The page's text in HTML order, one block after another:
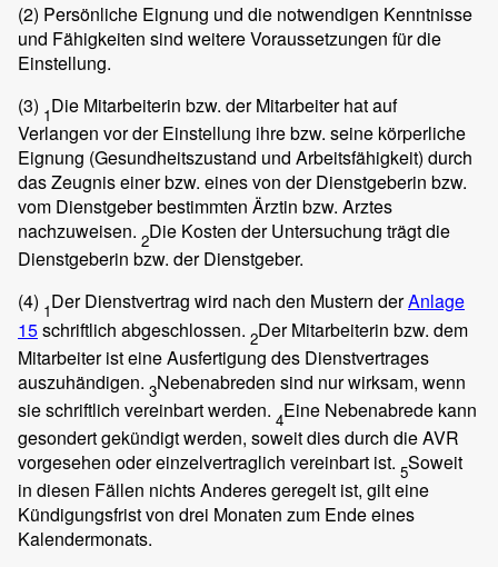
(2) Persönliche Eignung und die notwendigen Kenntnisse
und Fähigkeiten sind weitere Voraussetzungen für die
Einstellung.
(3) 1Die Mitarbeiterin bzw. der Mitarbeiter hat auf
Verlangen vor der Einstellung ihre bzw. seine körperliche
Eignung (Gesundheitszustand und Arbeitsfähigkeit) durch
das Zeugnis einer bzw. eines von der Dienstgeberin bzw.
vom Dienstgeber bestimmten Ärztin bzw. Arztes
nachzuweisen. 2Die Kosten der Untersuchung trägt die
Dienstgeberin bzw. der Dienstgeber.
(4) 1Der Dienstvertrag wird nach den Mustern derAnlage
15schriftlich abgeschlossen. 2Der Mitarbeiterin bzw. dem
Mitarbeiter ist eine Ausfertigung des Dienstvertrages
auszuhändigen. 3Nebenabreden sind nur wirksam, wenn
sie schriftlich vereinbart werden. 4Eine Nebenabrede kann
gesondert gekündigt werden, soweit dies durch die AVR
vorgesehen oder einzelvertraglich vereinbart ist. 5Soweit
in diesen Fällen nichts Anderes geregelt ist, gilt eine
Kündigungsfrist von drei Monaten zum Ende eines
Kalendermonats.